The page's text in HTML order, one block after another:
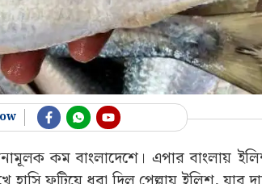
কম বাংলাদেশে। এপার বাংলায়